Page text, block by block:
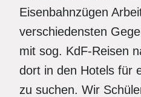
Eisenbahnzügen
verschiedensten
mit sog. KdF-Reisen
dort in den Hotels für
zu suchen. Wir